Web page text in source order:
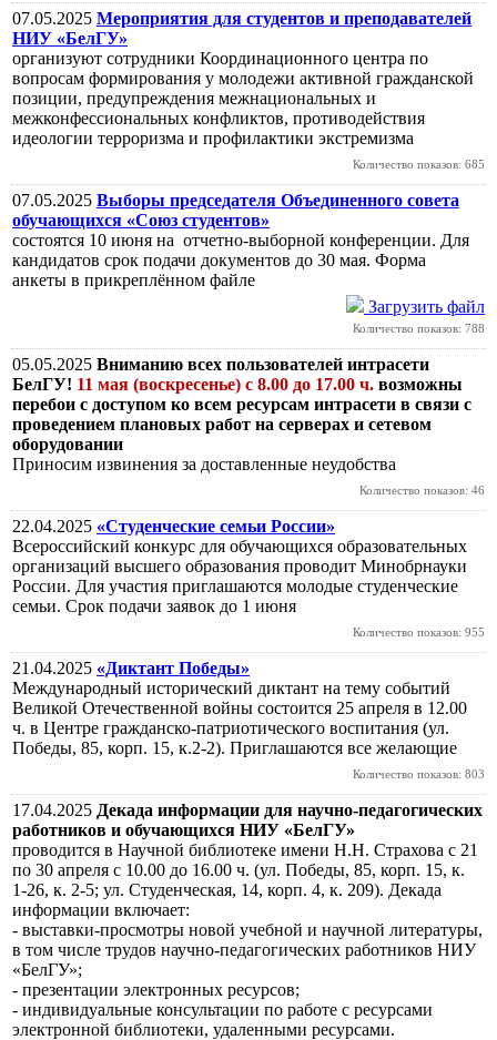
07.05.2025 Мероприятия для студентов и преподавателей
НИУ «БелГУ»
организуют сотрудники Координационного центра по
вопросам формирования у молодежи активной гражданской
позиции, предупреждения межнациональных и
межконфессиональных конфликтов, противодействия
идеологии терроризма и профилактики экстремизма
Количество показов: 685
07.05.2025 Выборы председателя Объединенного совета
обучающихся «Союз студентов»
состоятся 10 июня на отчетно-выборной конференции. Для
кандидатов срок подачи документов до 30 мая. Форма
анкеты в прикреплённом файле
Загрузить файл
Количество показов: 788
05.05.2025 Вниманию всех пользователей интрасети
БелГУ! 11 мая (воскресенье) с 8.00 до 17.00 ч. возможны
перебои с доступом ко всем ресурсам интрасети в связи с
проведением плановых работ на серверах и сетевом
оборудовании
Приносим извинения за доставленные неудобства
Количество показов: 46
22.04.2025 «Студенческие семьи России»
Всероссийский конкурс для обучающихся образовательных
организаций высшего образования проводит Минобрнауки
России. Для участия приглашаются молодые студенческие
семьи. Срок подачи заявок до 1 июня
Количество показов: 955
21.04.2025 «Диктант Победы»
Международный исторический диктант на тему событий
Великой Отечественной войны состоится 25 апреля в 12.00
ч. в Центре гражданско-патриотического воспитания (ул.
Победы, 85, корп. 15, к.2-2). Приглашаются все желающие
Количество показов: 803
17.04.2025 Декада информации для научно-педагогических
работников и обучающихся НИУ «БелГУ»
проводится в Научной библиотеке имени Н.Н. Страхова с 21
по 30 апреля с 10.00 до 16.00 ч. (ул. Победы, 85, корп. 15, к.
1-26, к. 2-5; ул. Студенческая, 14, корп. 4, к. 209). Декада
информации включает:
- выставки-просмотры новой учебной и научной литературы,
в том числе трудов научно-педагогических работников НИУ
«БелГУ»;
- презентации электронных ресурсов;
- индивидуальные консультации по работе с ресурсами
электронной библиотеки, удаленными ресурсами.